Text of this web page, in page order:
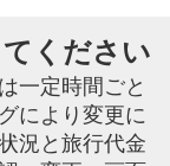
ください
一定時間ごと
により変更に
況と旅行代金